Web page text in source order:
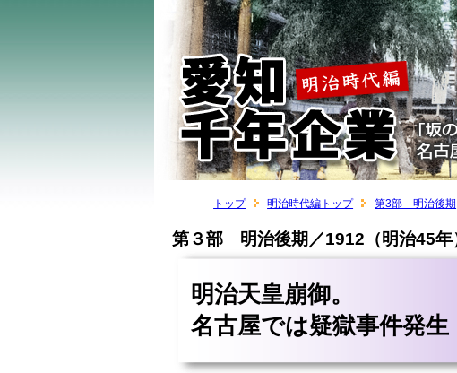
トップ 明治時代編トップ 第3部 明治後期
第３部 明治後期／1912（明治45年
明治天皇崩御。
名古屋では疑獄事件発生